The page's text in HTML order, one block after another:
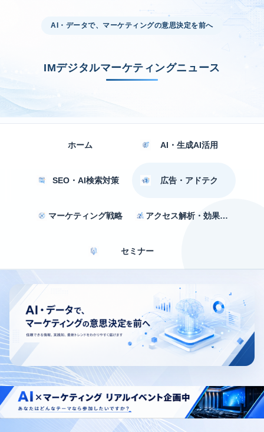
AI・データで、マーケティングの意思決定を前へ
IMデジタルマーケティングニュース
ホーム AI・生成AI活用
SEO・AI検索対策 広告・アドテク
マーケティング戦略 アクセス解析・効果測定
セミナー